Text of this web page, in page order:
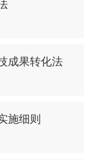
成果转化法
施细则